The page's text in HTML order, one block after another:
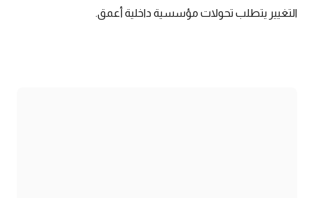
التغيير يتطلب تحولات مؤسسية داخلية أعمق.